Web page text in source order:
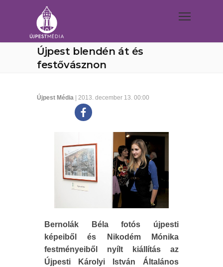
Újpest blendén át és
festővásznon
Újpest Média | 2013. december 13. 00:00
Bernolák Béla fotós újpesti
képeiből és Nikodém Mónika
festményeiből nyílt kiállítás az
Újpesti Károlyi István Általános